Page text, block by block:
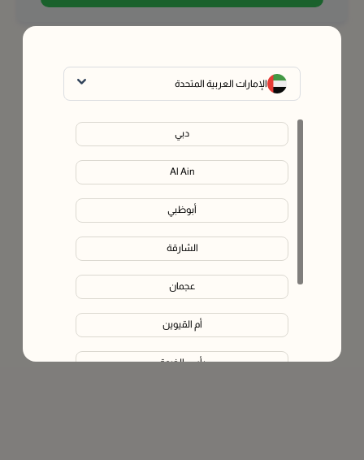
الإمارات العربية المتحدة
دبي
Al Ain
أبوظبي
الشارقة
عجمان
أم القيوين
رأس الخيمة